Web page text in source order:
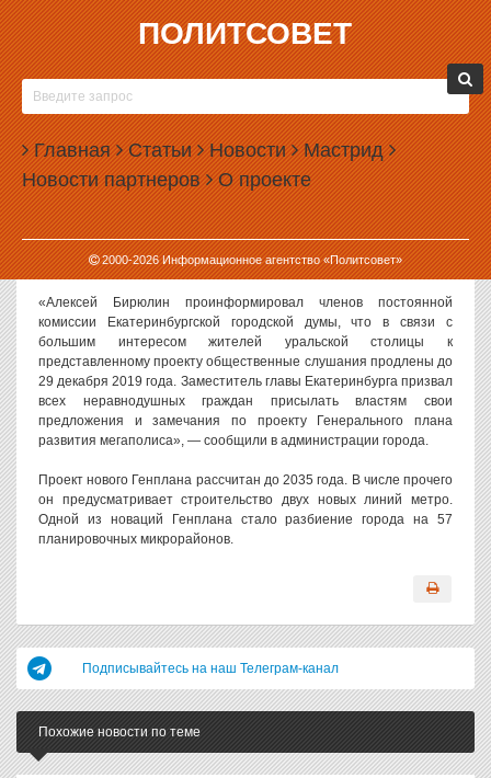
ПОЛИТСОВЕТ
Главная Статьи Новости Мастрид
Новости партнеров О проекте
2000-2026Информационное агентство «Политсовет»
29.10.2019, 14:41
В ЕКАТЕРИНБУРГЕ ПРОДЛИЛИ
ОБЩЕСТВЕННОЕ ОБСУЖДЕНИЕ ГЕНПЛАНА
Власти Екатеринбурга решили на месяц продлить общественное
обсуждение проекта генерального плана развития города.
Об этом на заседании комиссии городской думы по городскому
хозяйству заявил заместитель главы Екатеринбурга Алексей
Бирюлин.
«Алексей Бирюлин проинформировал членов постоянной
комиссии Екатеринбургской городской думы, что в связи с
большим интересом жителей уральской столицы к
представленному проекту общественные слушания продлены до
29 декабря 2019 года. Заместитель главы Екатеринбурга призвал
всех неравнодушных граждан присылать властям свои
предложения и замечания по проекту Генерального плана
развития мегаполиса», — сообщили в администрации города.
Проект нового Генплана рассчитан до 2035 года. В числе прочего
он предусматривает строительство двух новых линий метро.
Одной из новаций Генплана стало разбиение города на 57
планировочных микрорайонов.
Подписывайтесь на наш Телеграм-канал
Похожие новости по теме